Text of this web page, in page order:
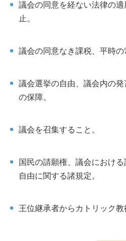
議会の同意を経ない法律の
止。
議会の同意なき課税、平時の
議会選挙の自由、議会内の
の保障。
議会を召集すること。
国民の請願権、議会におけ
自由に関する諸規定。
王位継承者からカトリック教